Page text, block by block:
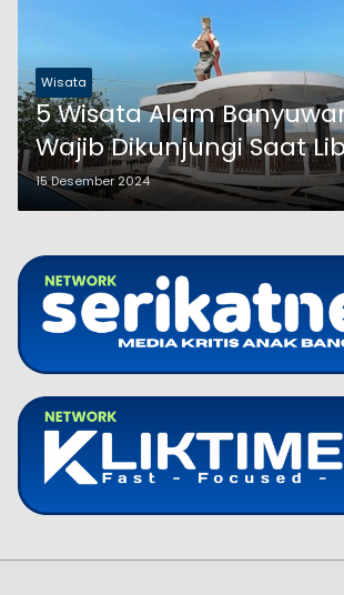
Wisata
5 Wisata Alam
Wajib Dikunjungi Saat
15 Desember 2024